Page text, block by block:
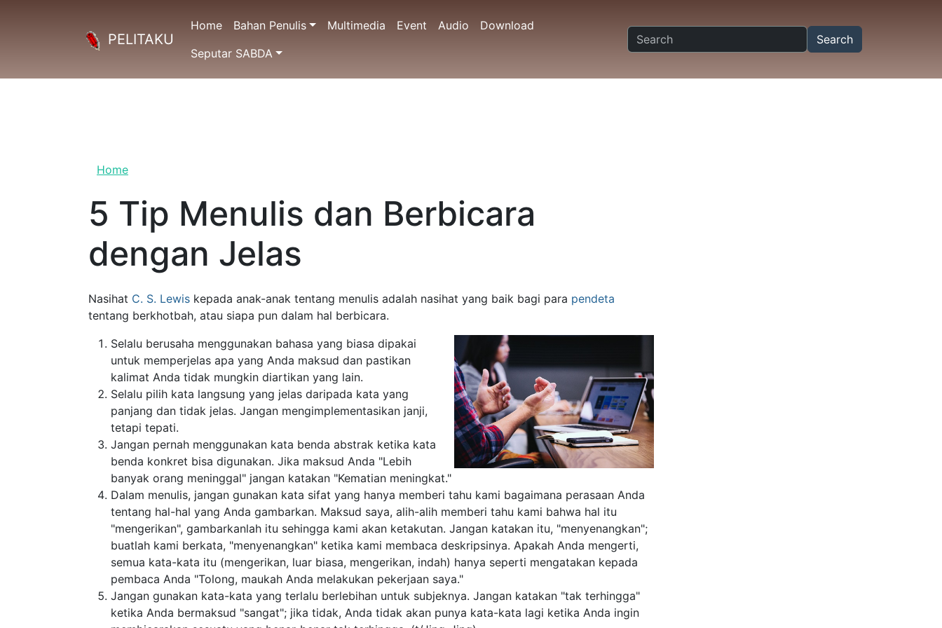
Home Bahan Penulis Multimedia Event Audio Download Seputar SABDA
5 Tip Menulis dan Berbicara dengan
Jelas
C. S. Lewis
Selalu berusaha menggunakan bahasa yang biasa dipakai untuk
mungkin diartikan yang lain.
Selalu pilih kata langsung yang jelas daripada kata yang panjang dan
tidak jelas. Jangan mengimplementasikan janji, tetapi tepati.
Jangan pernah menggunakan kata benda abstrak ketika kata benda
konkret bisa digunakan. Jika maksud Anda "Lebih banyak orang
meninggal" jangan katakan "Kematian meningkat."
Dalam menulis, jangan gunakan kata sifat yang hanya memberi tahu kami bagaimana perasaan Anda tentang hal-
hal yang Anda gambarkan. Maksud saya, alih-alih memberi tahu kami bahwa hal itu "mengerikan", gambarkanlah
itu sehingga kami akan ketakutan. Jangan katakan itu, "menyenangkan"; buatlah kami berkata, "menyenangkan"
ketika kami membaca deskripsinya. Apakah Anda mengerti, semua kata-kata itu (mengerikan, luar biasa,
mengerikan, indah) hanya seperti mengatakan kepada pembaca Anda "Tolong, maukah Anda melakukan
pekerjaan saya."
Jangan gunakan kata-kata yang terlalu berlebihan untuk subjeknya. Jangan katakan "tak terhingga" ketika Anda
bermaksud "sangat"; jika tidak, Anda tidak akan punya kata-kata lagi ketika Anda ingin membicarakan sesuatu
yang benar-benar tak terhingga. (t/Jing-Jing)
(Awalnya diterbitkan dalam Letters to Children, surat dari 26 Juni 1956. Dikutip dalam Wayne Martindale dan Jerry